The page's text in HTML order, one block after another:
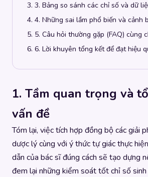
3. Bảng so sánh các chỉ số và dữ
4. Những sai lầm phổ biến và cảnh
5. Câu hỏi thường gặp (FAQ) cùng
6. Lời khuyên tổng kết để đạt hiệu
1. Tầm quan trọng và
vấn đề
Tóm lại, việc tích hợp đồng bộ các giải
dược lý cùng với ý thức tự giác thực
dẫn của bác sĩ đúng cách sẽ tạo dựng
đem lại những kiểm soát tốt chỉ số